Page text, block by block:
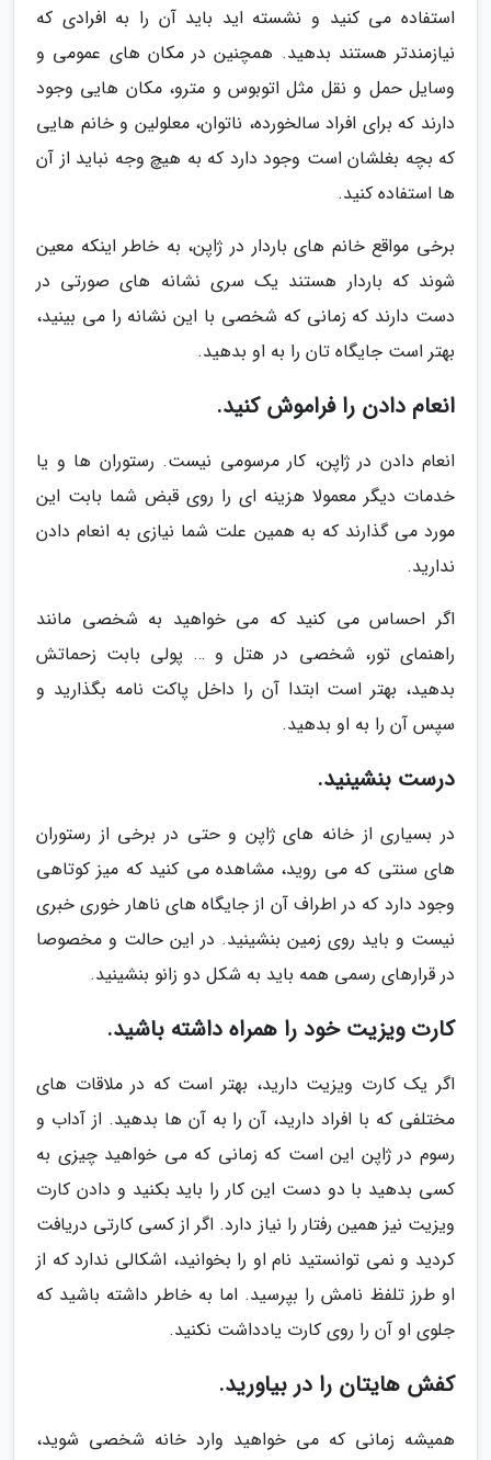
استفاده می کنید و نشسته اید باید آن را به افرادی که
نیازمندتر هستند بدهید. همچنین در مکان های عمومی و
وسایل حمل و نقل مثل اتوبوس و مترو، مکان هایی وجود
دارند که برای افراد سالخورده، ناتوان، معلولین و خانم هایی
که بچه بغلشان است وجود دارد که به هیچ وجه نباید از آن
ها استفاده کنید.
برخی مواقع خانم های باردار در ژاپن، به خاطر اینکه معین
شوند که باردار هستند یک سری نشانه های صورتی در
دست دارند که زمانی که شخصی با این نشانه را می بینید،
بهتر است جایگاه تان را به او بدهید.
انعام دادن را فراموش کنید.
انعام دادن در ژاپن، کار مرسومی نیست. رستوران ها و یا
خدمات دیگر معمولا هزینه ای را روی قبض شما بابت این
مورد می گذارند که به همین علت شما نیازی به انعام دادن
ندارید.
اگر احساس می کنید که می خواهید به شخصی مانند
راهنمای تور، شخصی در هتل و … پولی بابت زحماتش
بدهید، بهتر است ابتدا آن را داخل پاکت نامه بگذارید و
سپس آن را به او بدهید.
درست بنشینید.
در بسیاری از خانه های ژاپن و حتی در برخی از رستوران
های سنتی که می روید، مشاهده می کنید که میز کوتاهی
وجود دارد که در اطراف آن از جایگاه های ناهار خوری خبری
نیست و باید روی زمین بنشینید. در این حالت و مخصوصا
در قرارهای رسمی همه باید به شکل دو زانو بنشینید.
کارت ویزیت خود را همراه داشته باشید.
اگر یک کارت ویزیت دارید، بهتر است که در ملاقات های
مختلفی که با افراد دارید، آن را به آن ها بدهید. از آداب و
رسوم در ژاپن این است که زمانی که می خواهید چیزی به
کسی بدهید با دو دست این کار را باید بکنید و دادن کارت
ویزیت نیز همین رفتار را نیاز دارد. اگر از کسی کارتی دریافت
کردید و نمی توانستید نام او را بخوانید، اشکالی ندارد که از
او طرز تلفظ نامش را بپرسید. اما به خاطر داشته باشید که
جلوی او آن را روی کارت یادداشت نکنید.
کفش هایتان را در بیاورید.
همیشه زمانی که می خواهید وارد خانه شخصی شوید،